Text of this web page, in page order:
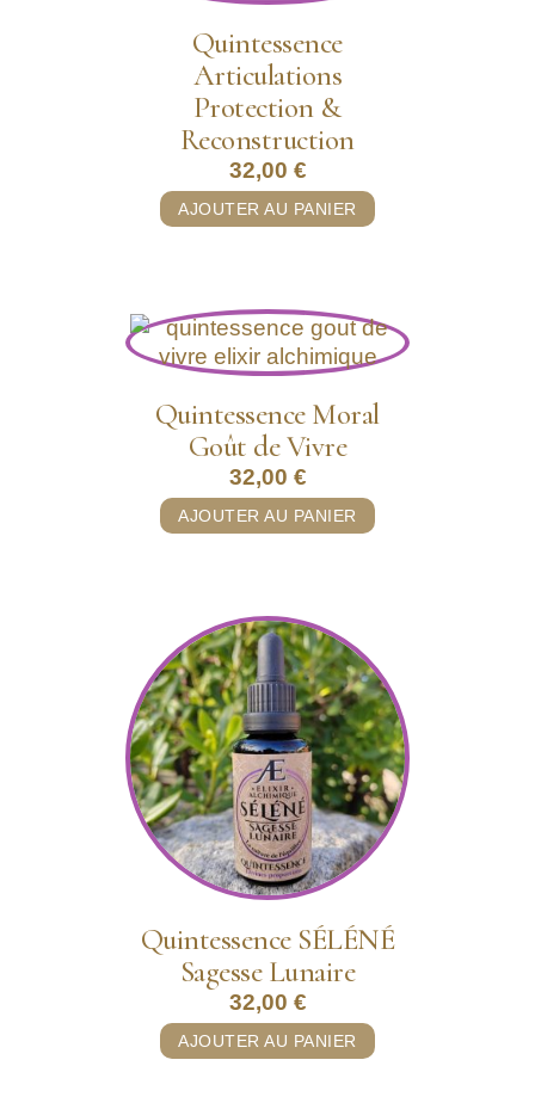
Quintessence
Articulations
Protection &
Reconstruction
32,00 €
AJOUTER AU PANIER
Quintessence Moral
Goût de Vivre
32,00 €
AJOUTER AU PANIER
Quintessence SÉLÉNÉ
Sagesse Lunaire
32,00 €
AJOUTER AU PANIER